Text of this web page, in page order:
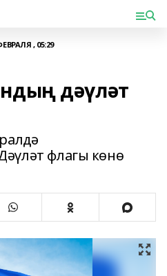
, 05:29
дәүләт
флагы көнө